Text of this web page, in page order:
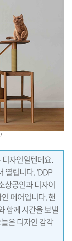
디자인일텐데요.
열립니다. 'DDP
상공인과 디자이
페어입니다. 핸
함께 시간을 보낼
은 디자인 감각